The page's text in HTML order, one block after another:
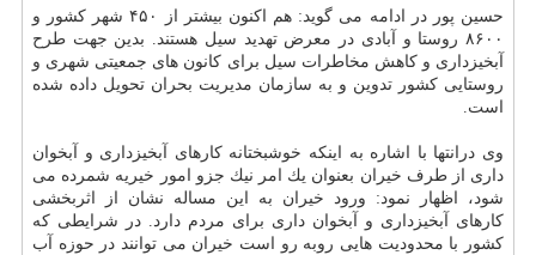
حسین پور در ادامه می گوید: هم اكنون بیشتر از ۴۵۰ شهر كشور و
۸۶۰۰ روستا و آبادی در معرض تهدید سیل هستند. بدین جهت طرح
آبخیزداری و كاهش مخاطرات سیل برای كانون های جمعیتی شهری و
روستایی كشور تدوین و به سازمان مدیریت بحران تحویل داده شده
است.
وی درانتها با اشاره به اینكه خوشبختانه كارهای آبخیزداری و آبخوان
داری از طرف خیران بعنوان یك امر نیك جزو امور خیریه شمرده می
شود، اظهار نمود: ورود خیران به این مساله نشان از اثربخشی
كارهای آبخیزداری و آبخوان داری برای مردم دارد. در شرایطی كه
كشور با محدودیت هایی روبه رو است خیران می توانند در حوزه آب